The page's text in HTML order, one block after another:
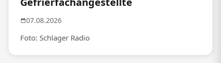
07.08.2026
Foto: Schlager Radio